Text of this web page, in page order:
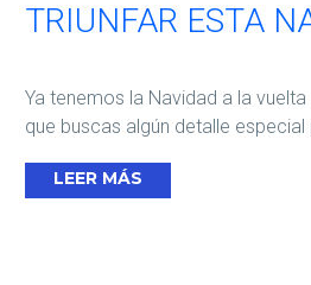
TRIUNFAR ESTA
Ya tenemos la Navidad a la
que buscas algún detalle
LEER MÁS